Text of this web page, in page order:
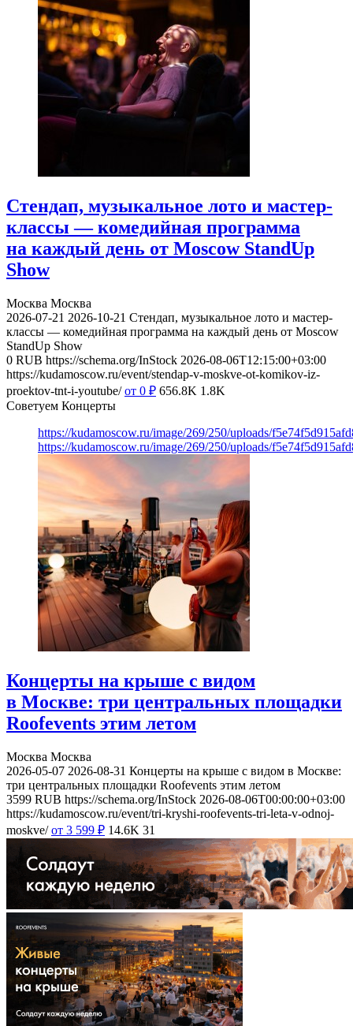
Стендап, музыкальное лото и мастер-
классы — комедийная программа
на каждый день от Moscow StandUp
Show
Москва Москва
2026-07-21 2026-10-21 Стендап, музыкальное лото и мастер-
классы — комедийная программа на каждый день от Moscow
StandUp Show
0 RUB https://schema.org/InStock 2026-08-06T12:15:00+03:00
https://kudamoscow.ru/event/stendap-v-moskve-ot-komikov-iz-
proektov-tnt-i-youtube/ от 0 ₽ 656.8K 1.8K
Советуем Концерты
https://kudamoscow.ru/image/269/250/uploads/
https://kudamoscow.ru/image/269/250/uploads/
Концерты на крыше с видом
в Москве: три центральных площадки
Roofevents этим летом
Москва Москва
2026-05-07 2026-08-31 Концерты на крыше с видом в Москве:
три центральных площадки Roofevents этим летом
3599 RUB https://schema.org/InStock 2026-08-06T00:00:00+03:00
https://kudamoscow.ru/event/tri-kryshi-roofevents-tri-leta-v-odnoj-
moskve/ от 3 599 ₽ 14.6K 31